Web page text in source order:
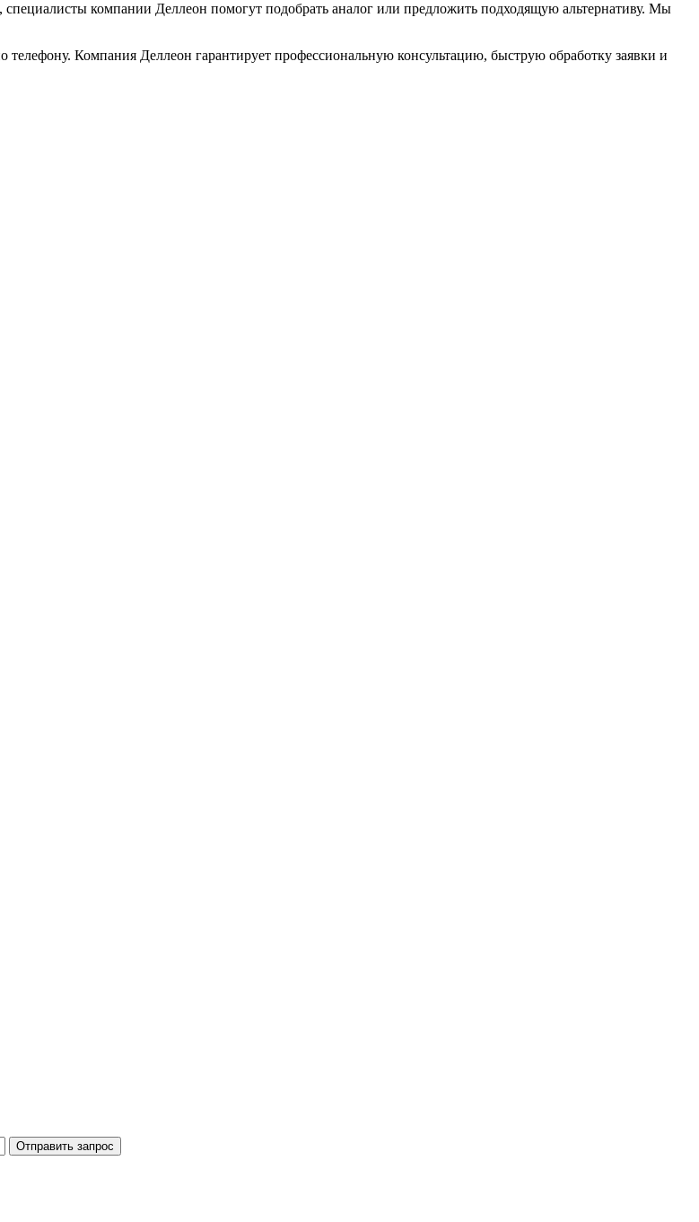
компании Деллеон помогут подобрать аналог или предложить подходящую альтернативу. Мы
Компания Деллеон гарантирует профессиональную консультацию, быструю обработку заявки и